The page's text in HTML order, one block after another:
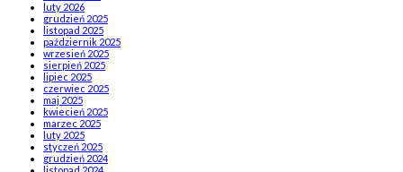
luty 2026
grudzień 2025
listopad 2025
październik 2025
wrzesień 2025
sierpień 2025
lipiec 2025
czerwiec 2025
maj 2025
kwiecień 2025
marzec 2025
luty 2025
styczeń 2025
grudzień 2024